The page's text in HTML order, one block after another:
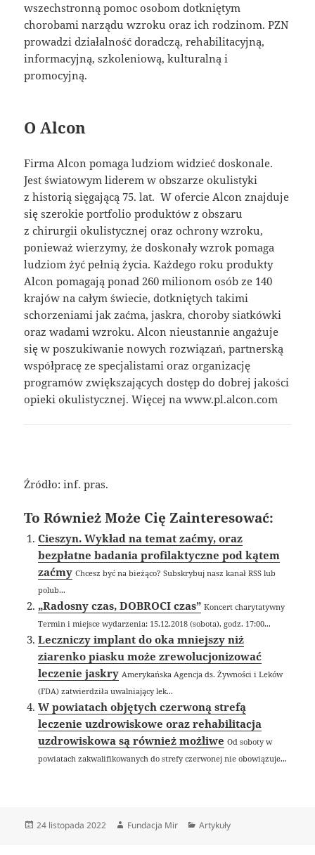
wszechstronną pomoc osobom dotkniętym
chorobami narządu wzroku oraz ich rodzinom. PZN
prowadzi działalność doradczą, rehabilitacyjną,
informacyjną, szkoleniową, kulturalną i
promocyjną.
O Alcon
Firma Alcon pomaga ludziom widzieć doskonale.
Jest światowym liderem w obszarze okulistyki
z historią sięgającą 75. lat. W ofercie Alcon znajduje
się szerokie portfolio produktów z obszaru
z chirurgii okulistycznej oraz ochrony wzroku,
ponieważ wierzymy, że doskonały wzrok pomaga
ludziom żyć pełnią życia. Każdego roku produkty
Alcon pomagają ponad 260 milionom osób ze 140
krajów na całym świecie, dotkniętych takimi
schorzeniami jak zaćma, jaskra, choroby siatkówki
oraz wadami wzroku. Alcon nieustannie angażuje
się w poszukiwanie nowych rozwiązań, partnerską
współpracę ze specjalistami oraz organizację
programów zwiększających dostęp do dobrej jakości
opieki okulistycznej. Więcej na www.pl.alcon.com
Źródło: inf. pras.
To Również Może Cię Zainteresować:
Cieszyn. Wykład na temat zaćmy, oraz
bezpłatne badania profilaktyczne pod kątem
zaćmy Chcesz być na bieżąco? Subskrybuj nasz kanał RSS lub
polub...
„Radosny czas, DOBROCI czas” Koncert charytatywny
Termin i miejsce wydarzenia: 15.12.2018 (sobota), godz. 17:00...
Leczniczy implant do oka mniejszy niż
ziarenko piasku może zrewolucjonizować
leczenie jaskry Amerykańska Agencja ds. Żywności i Leków
(FDA) zatwierdziła uwalniający lek...
W powiatach objętych czerwoną strefą
leczenie uzdrowiskowe oraz rehabilitacja
uzdrowiskowa są również możliwe Od soboty w
powiatach zakwalifikowanych do strefy czerwonej nie obowiązuje...
Data
24 listopada 2022 Autor
Fundacja Mir Kategorie
Artykuły